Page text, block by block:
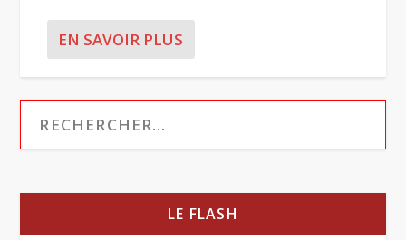
EN SAVOIR PLUS
LE FLASH